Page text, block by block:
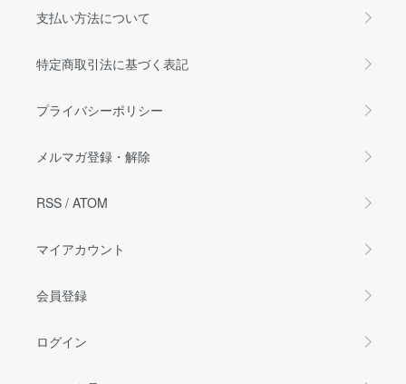
支払い方法について
特定商取引法に基づく表記
プライバシーポリシー
メルマガ登録・解除
RSS / ATOM
マイアカウント
会員登録
ログイン